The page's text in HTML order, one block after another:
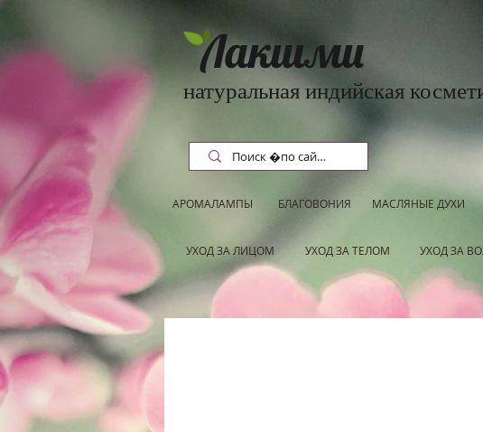
Лакшми
натуральная индийская
АРОМАЛАМПЫ БЛАГОВОНИЯ МАСЛЯНЫЕ ДУХИ
УХОД ЗА ЛИЦОМ УХОД ЗА ТЕЛОМ УХОД ЗА